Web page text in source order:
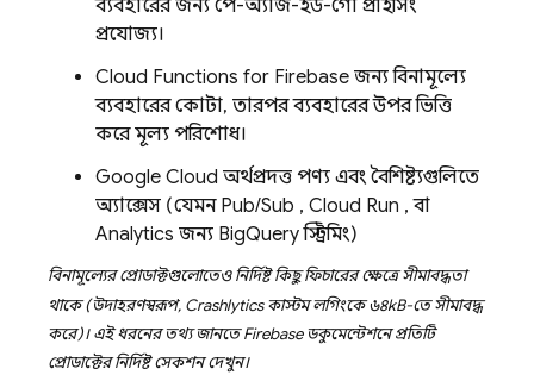
ব্যবহারের জন্য পে-অ্যাজ-ইউ-গো প্রাইসিং
প্রযোজ্য।
Cloud Functions for Firebase জন্য বিনামূল্যে
ব্যবহারের কোটা, তারপর ব্যবহারের উপর ভিত্তি
করে মূল্য পরিশোধ।
Google Cloud অর্থপ্রদত্ত পণ্য এবং বৈশিষ্ট্যগুলিতে
অ্যাক্সেস (যেমন Pub/Sub , Cloud Run , বা
Analytics জন্য BigQueryস্ট্রিমিং)
বিনামূল্যের প্রোডাক্টগুলোতেও নির্দিষ্ট কিছু ফিচারের ক্ষেত্রে সীমাবদ্ধতা
থাকে (উদাহরণস্বরূপ, Crashlyticsকাস্টম লগিংকে ৬৪kB-তে সীমাবদ্ধ
করে)। এই ধরনের তথ্য জানতে Firebase ডকুমেন্টেশনে প্রতিটি
প্রোডাক্টের নির্দিষ্ট সেকশন দেখুন।